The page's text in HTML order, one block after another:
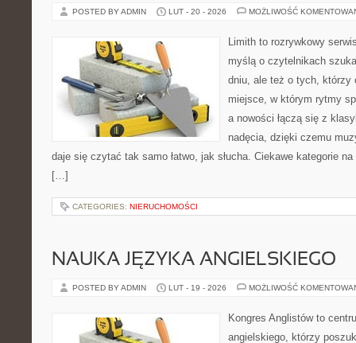
POSTED BY ADMIN LUT - 20 - 2026 MOŻLIWOŚĆ
Limith to rozrywkowy
myślą o czytelnikach
dniu, ale też o tych, którzy
miejsce, w którym rytmy
a nowości łączą się z
nadęcia, dzięki czemu
daje się czytać tak samo łatwo, jak słucha. Ciekawe kategorie
[…]
CATEGORIES: NIERUCHOMOŚCI
NAUKA JĘZYKA ANGIELSKIEGO
POSTED BY ADMIN LUT - 19 - 2026 MOŻLIWOŚĆ
Kongres Anglistów to
angielskiego, którzy